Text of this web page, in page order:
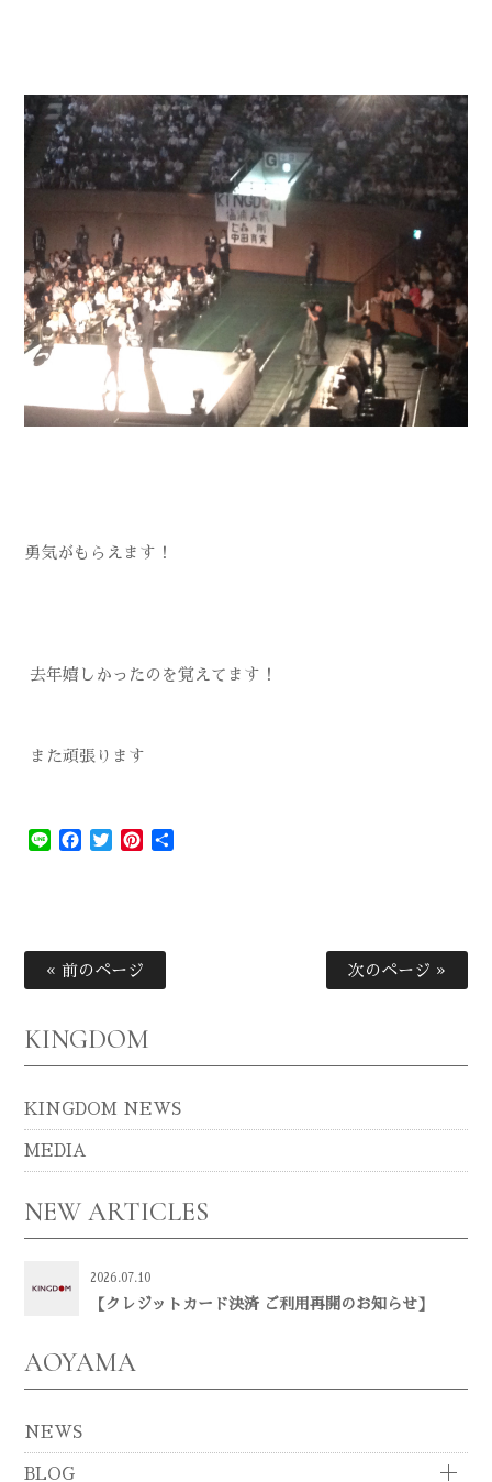
勇気がもらえます！
去年嬉しかったのを覚えてます！
また頑張ります
Line Facebook
TwitterPinterest
« 前のページ 次のページ »
KINGDOM
KINGDOM NEWS
MEDIA
NEW ARTICLES
2026.07.10
【クレジットカード決済 ご利用再開のお知らせ】
AOYAMA
NEWS
BLOG